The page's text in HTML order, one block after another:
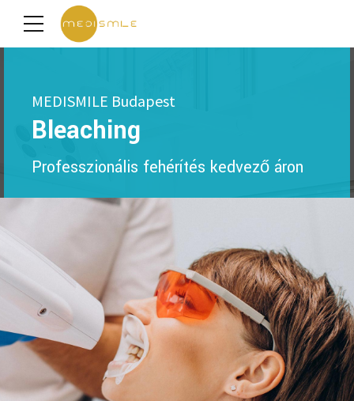
MEDISMILE Budapest
Bleaching
Professzionális fehérítés kedvező áron